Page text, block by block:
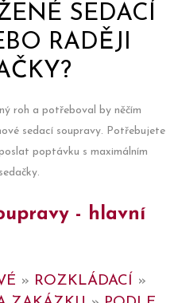
SEDACÍ
RADĚJI
roh a potřeboval by něčím
sedací soupravy. Potřebujete
poptávku s maximálním
- hlavní
» ROZKLÁDACÍ »